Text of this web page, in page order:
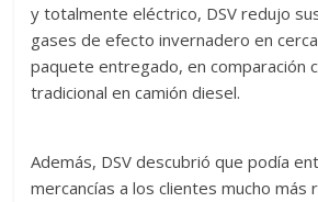
y totalmente eléctrico, DSV redujo
gases de efecto invernadero en
paquete entregado, en comparación
tradicional en camión diesel.
Además, DSV descubrió que podía
mercancías a los clientes mucho más